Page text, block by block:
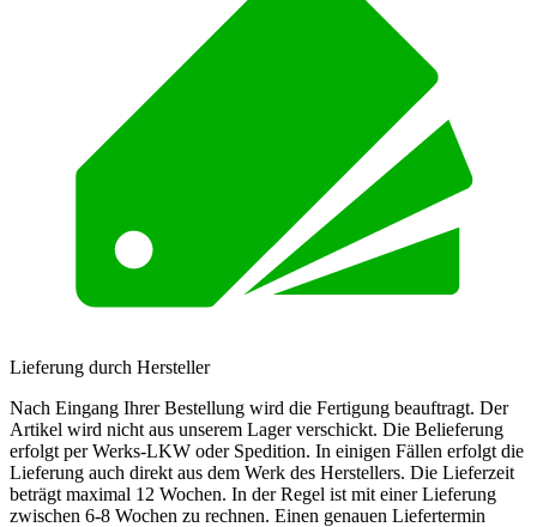
Lieferung durch Hersteller
Nach Eingang Ihrer Bestellung wird die Fertigung beauftragt. Der
Artikel wird nicht aus unserem Lager verschickt. Die Belieferung
erfolgt per Werks-LKW oder Spedition. In einigen Fällen erfolgt die
Lieferung auch direkt aus dem Werk des Herstellers. Die Lieferzeit
beträgt maximal 12 Wochen. In der Regel ist mit einer Lieferung
zwischen 6-8 Wochen zu rechnen. Einen genauen Liefertermin